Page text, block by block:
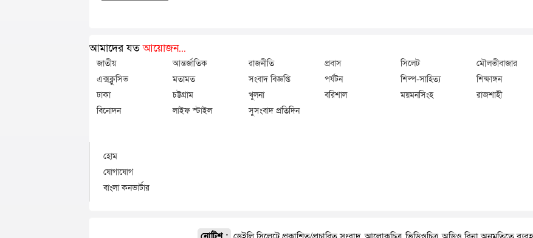
আমাদের যতআয়োজন...
জাতীয় আন্তর্জাতিক রাজনীতি প্রবাস সিলেট মৌলভীবাজার
এক্সক্লুসিভ
মতামত সংবাদ বিজ্ঞপ্তি পর্যটন শিল্প-সাহিত্য শিক্ষাঙ্গন
ঢাকা
চট্টগ্রাম খুলনা বরিশাল ময়মনসিংহ রাজশাহী
বিনোদন
লাইফ স্টাইল সুসংবাদ প্রতিদিন
হোম
যোগাযোগ
বাংলা কনভার্টার